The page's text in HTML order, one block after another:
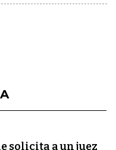
solicita a un juez